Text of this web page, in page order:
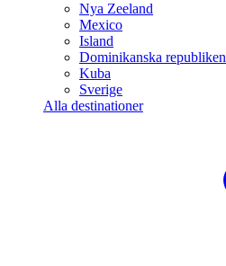
Nya Zeeland
Mexico
Island
Dominikanska republiken
Kuba
Sverige
Alla destinationer